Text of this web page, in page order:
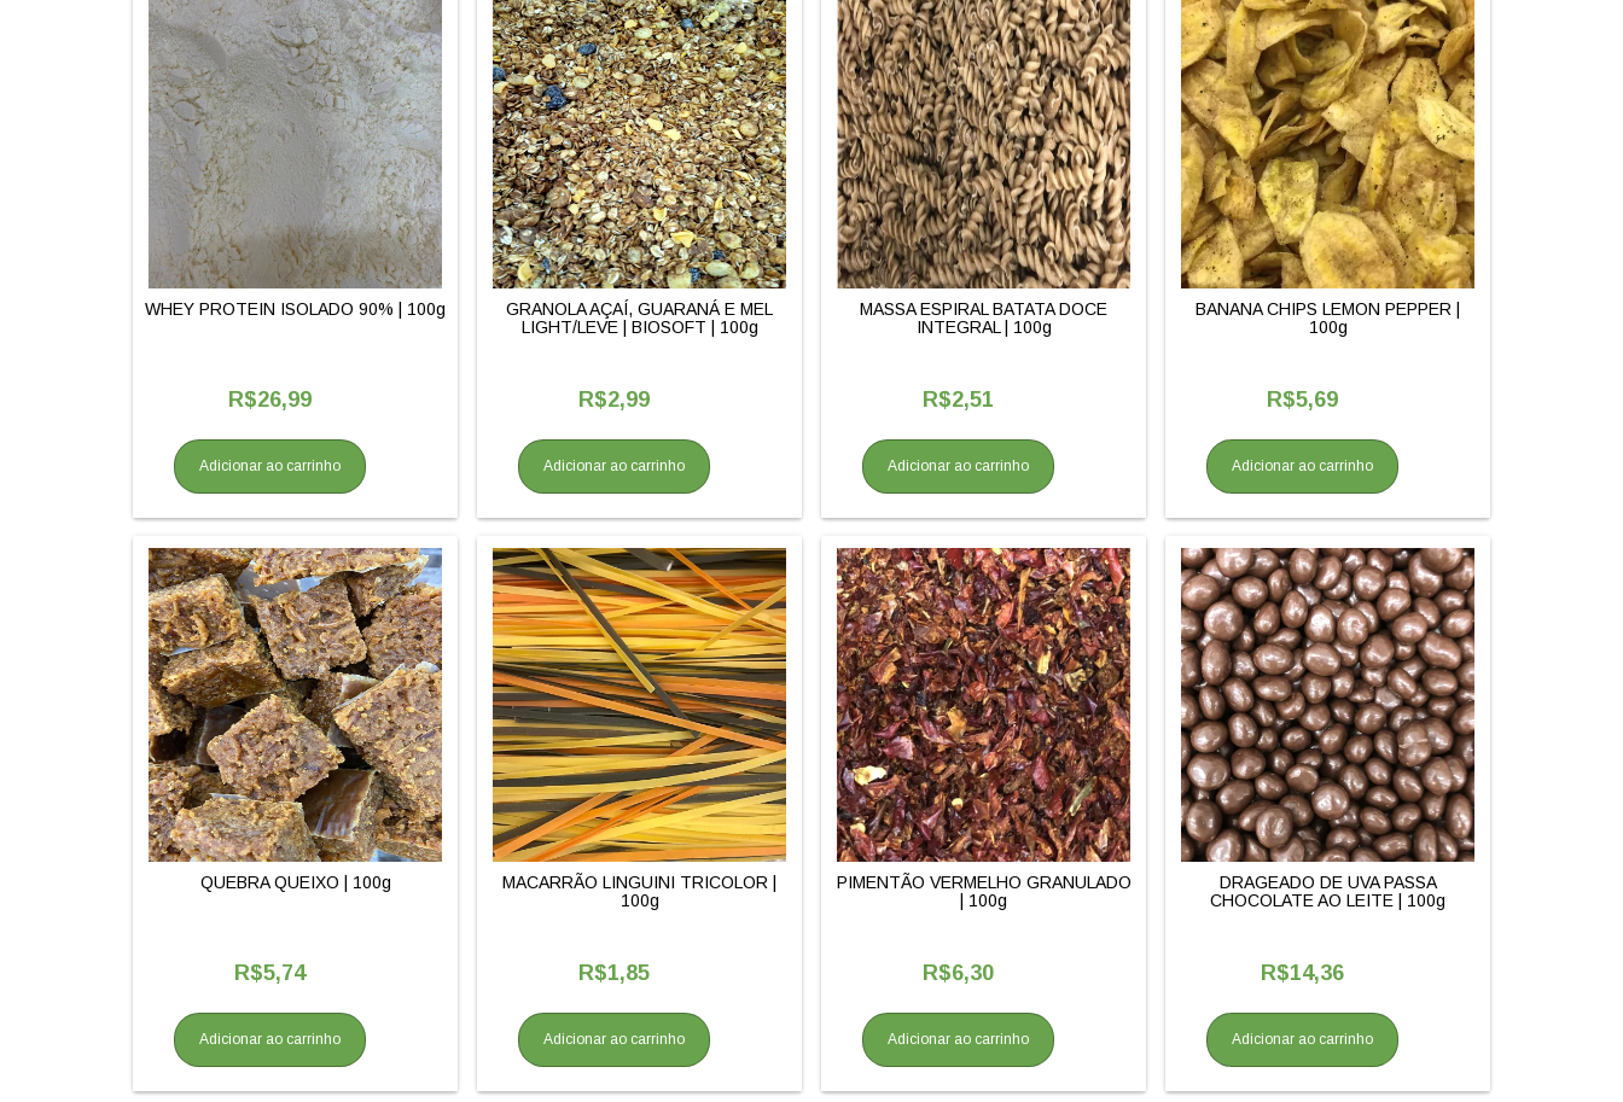
WHEY PROTEIN ISOLADO 90% | 100g
R$26,99
Adicionar ao carrinho
GRANOLA AÇAÍ, GUARANÁ E MEL
LIGHT/LEVE | BIOSOFT | 100g
R$2,99
Adicionar ao carrinho
MASSA ESPIRAL BATATA DOCE
INTEGRAL | 100g
R$2,51
Adicionar ao carrinho
BANANA CHIPS LEMON PEPPER |
100g
R$5,69
Adicionar ao carrinho
QUEBRA QUEIXO | 100g
R$5,74
Adicionar ao carrinho
MACARRÃO LINGUINI TRICOLOR |
100g
R$1,85
Adicionar ao carrinho
PIMENTÃO VERMELHO GRANULADO
| 100g
R$6,30
Adicionar ao carrinho
DRAGEADO DE UVA PASSA
CHOCOLATE AO LEITE | 100g
R$14,36
Adicionar ao carrinho